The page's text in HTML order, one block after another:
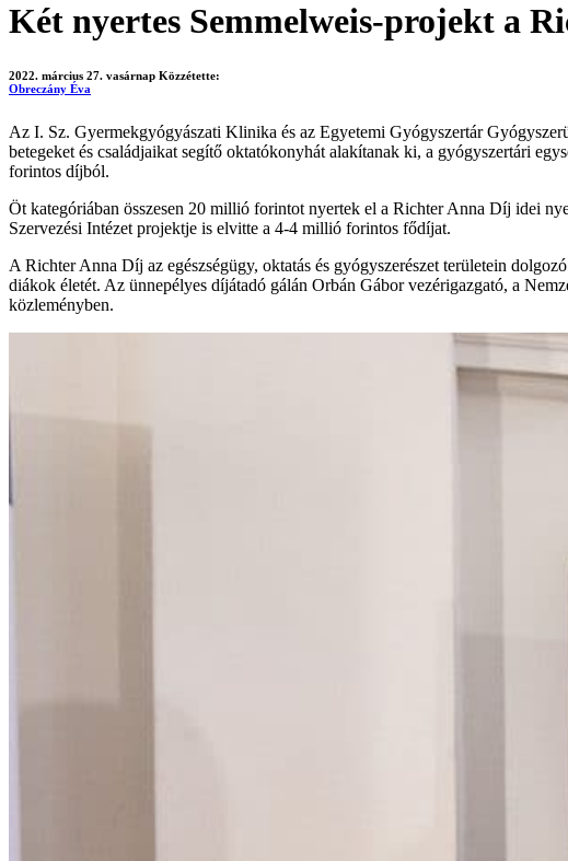
Két nyertes Semmelweis-projekt a
2022. március 27. vasárnap Közzétette:
Obreczány Éva
Az I. Sz. Gyermekgyógyászati Klinika és az Egyetemi Gyógyszertár
betegeket és családjaikat segítő oktatókonyhát alakítanak ki, a gyógyszertári
forintos díjból.
Öt kategóriában összesen 20 millió forintot nyertek el a Richter Anna Díj idei
Szervezési Intézet projektje is elvitte a 4-4 millió forintos fődíjat.
A Richter Anna Díj az egészségügy, oktatás és gyógyszerészet területein
diákok életét. Az ünnepélyes díjátadó gálán Orbán Gábor vezérigazgató, a
közleményben.